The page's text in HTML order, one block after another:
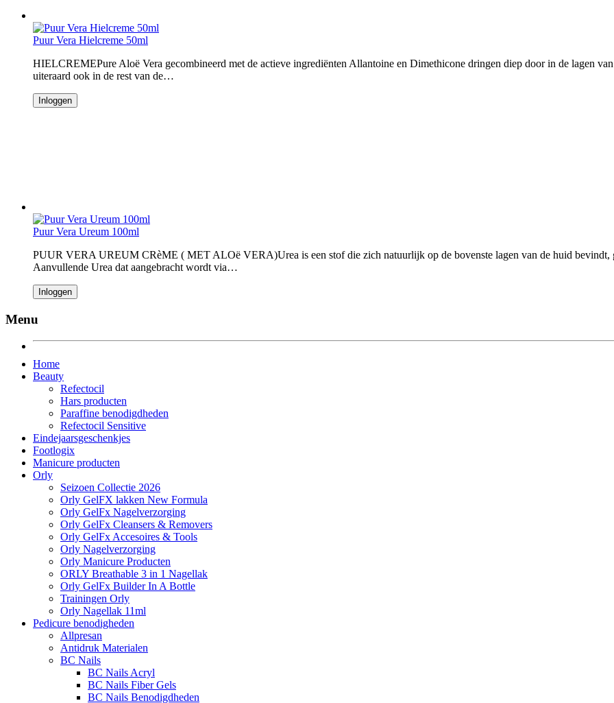
Puur Vera Hielcreme 50ml
HIELCREMEPure Aloë Vera gecombineerd met de actieve ingrediënten Allantoine en Dimethicone dringen diep door in de lagen
uiteraard ook in de rest van de…
Inloggen
Puur Vera Ureum 100ml
PUUR VERA UREUM CRèME ( MET ALOë VERA)Urea is een stof die zich natuurlijk op de bovenste lagen van de huid bevindt,
Aanvullende Urea dat aangebracht wordt via…
Inloggen
Menu
Home
Beauty
Refectocil
Hars producten
Paraffine benodigdheden
Refectocil Sensitive
Eindejaarsgeschenkjes
Footlogix
Manicure producten
Orly
Seizoen Collectie 2026
Orly GelFX lakken New Formula
Orly GelFx Nagelverzorging
Orly GelFx Cleansers & Removers
Orly GelFx Accesoires & Tools
Orly Nagelverzorging
Orly Manicure Producten
ORLY Breathable 3 in 1 Nagellak
Orly GelFx Builder In A Bottle
Trainingen Orly
Orly Nagellak 11ml
Pedicure benodigheden
Allpresan
Antidruk Materialen
BC Nails
BC Nails Acryl
BC Nails Fiber Gels
BC Nails Benodigdheden